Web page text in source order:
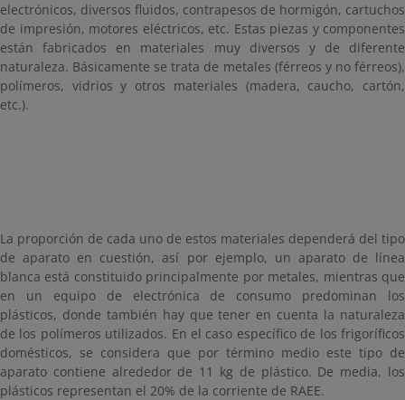
electrónicos, diversos fluidos, contrapesos de hormigón, cartuchos
de impresión, motores eléctricos, etc. Estas piezas y componentes
están fabricados en materiales muy diversos y de diferente
naturaleza. Básicamente se trata de metales (férreos y no férreos),
polímeros, vidrios y otros materiales (madera, caucho, cartón,
etc.).
La proporción de cada uno de estos materiales dependerá del tipo
de aparato en cuestión, así por ejemplo, un aparato de línea
blanca está constituido principalmente por metales, mientras que
en un equipo de electrónica de consumo predominan los
plásticos, donde también hay que tener en cuenta la naturaleza
de los polímeros utilizados. En el caso específico de los frigoríficos
domésticos, se considera que por término medio este tipo de
aparato contiene alrededor de 11 kg de plástico. De media, los
plásticos representan el 20% de la corriente de RAEE.